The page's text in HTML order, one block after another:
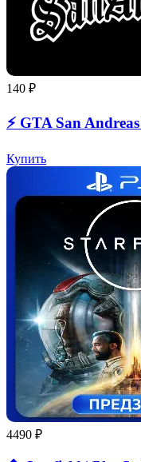
140 ₽
⚡️ GTA San
Купить
4490 ₽